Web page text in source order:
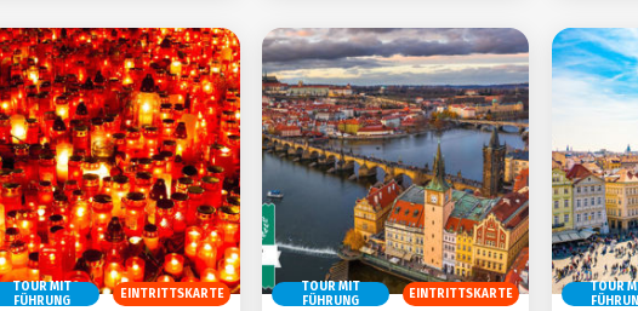
TOUR MIT
FÜHRUNG
EINTRITTSKARTE
TOUR MIT
FÜHRUNG
EINTRITTSKARTE
TOUR